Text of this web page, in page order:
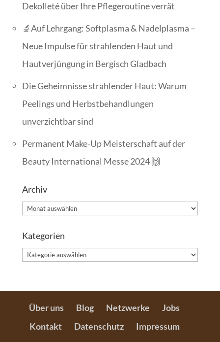
Dekolleté über Ihre Pflegeroutine verrät
🔬Auf Lehrgang: Softplasma & Nadelplasma –
Neue Impulse für strahlenden Haut und
Hautverjüngung in Bergisch Gladbach
Die Geheimnisse strahlender Haut: Warum
Peelings und Herbstbehandlungen
unverzichtbar sind
Permanent Make-Up Meisterschaft auf der
Beauty International Messe 2024 🙌
Archiv
Archiv
Kategorien
Kategorien
Über uns Blog Netzwerke
Jobs
Kontakt
Datenschutz
Impressum